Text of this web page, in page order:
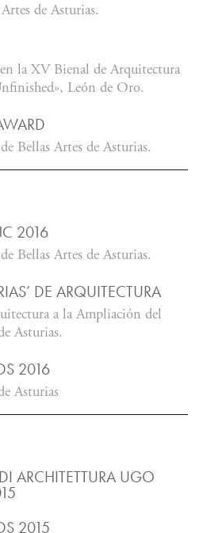
de Asturias.
la XV Bienal de Arquitectura
León de Oro.
Bellas Artes de Asturias.
2016
Bellas Artes de Asturias.
DE ARQUITECTURA
a la Ampliación del
Asturias.
2016
Asturias
ARCHITETTURA UGO
2015